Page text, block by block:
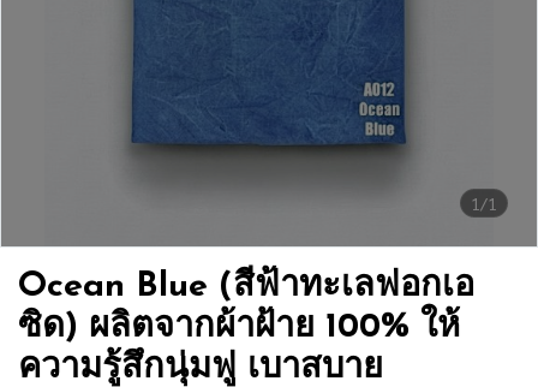
1/1
Ocean Blue (สีฟ้าทะเลฟอกเอ
ซิด) ผลิตจากผ้าฝ้าย 100% ให้
ความรู้สึกนุ่มฟู เบาสบาย